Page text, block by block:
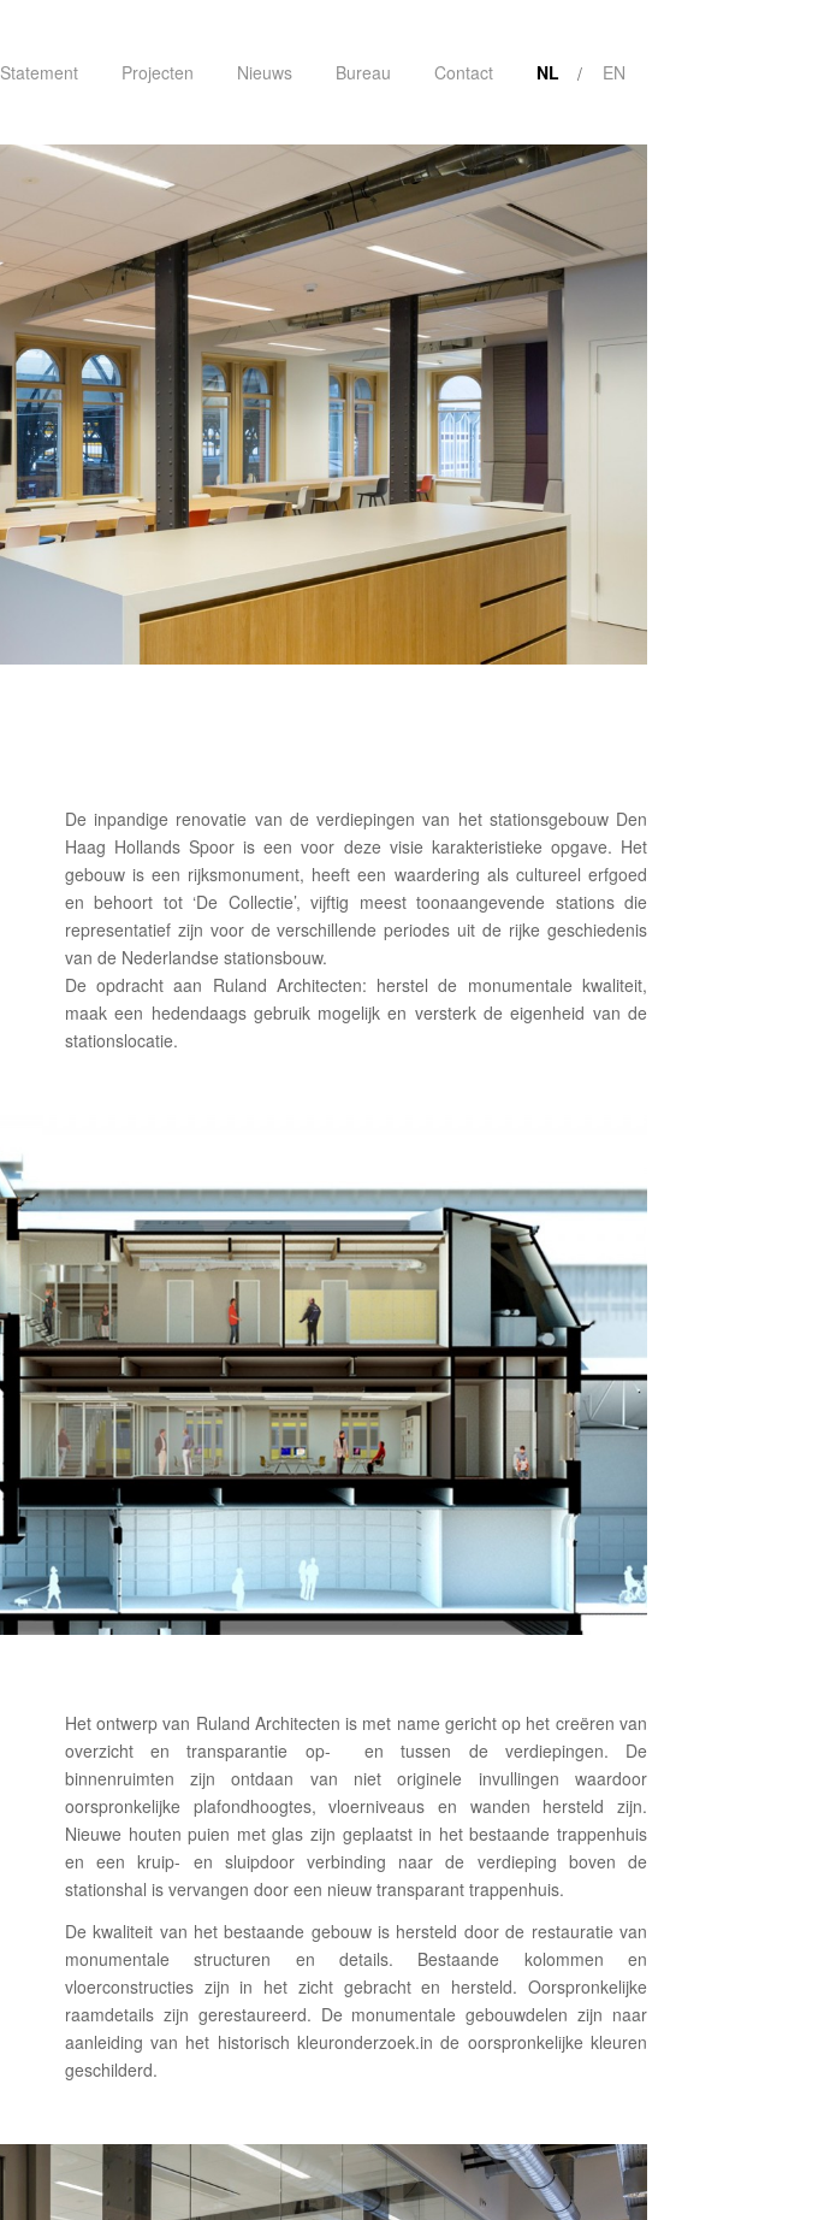
Statement Projecten Nieuws Bureau Contact NL EN
De inpandige renovatie van de verdiepingen van het stationsgebouw Den
Haag Hollands Spoor is een voor deze visie karakteristieke opgave. Het
gebouw is een rijksmonument, heeft een waardering als cultureel erfgoed
en behoort tot ‘De Collectie’, vijftig meest toonaangevende stations die
representatief zijn voor de verschillende periodes uit de rijke geschiedenis
van de Nederlandse stationsbouw.
De opdracht aan Ruland Architecten: herstel de monumentale kwaliteit,
maak een hedendaags gebruik mogelijk en versterk de eigenheid van de
stationslocatie.
Het ontwerp van Ruland Architecten is met name gericht op het creëren van
overzicht en transparantie op- en tussen de verdiepingen. De
binnenruimten zijn ontdaan van niet originele invullingen waardoor
oorspronkelijke plafondhoogtes, vloerniveaus en wanden hersteld zijn.
Nieuwe houten puien met glas zijn geplaatst in het bestaande trappenhuis
en een kruip- en sluipdoor verbinding naar de verdieping boven de
stationshal is vervangen door een nieuw transparant trappenhuis.
De kwaliteit van het bestaande gebouw is hersteld door de restauratie van
monumentale structuren en details. Bestaande kolommen en
vloerconstructies zijn in het zicht gebracht en hersteld. Oorspronkelijke
raamdetails zijn gerestaureerd. De monumentale gebouwdelen zijn naar
aanleiding van het historisch kleuronderzoek.in de oorspronkelijke kleuren
geschilderd.